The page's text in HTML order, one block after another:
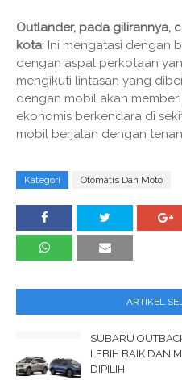
Outlander, pada gilirannya,
kota: Ini mengatasi dengan
dengan aspal perkotaan
mengikuti lintasan yang
dengan mobil akan
ekonomis berkendara di
mobil berjalan dengan
Kategori Otomatis Dan Moto
ARTIKEL
SUBARU
LEBIH BAIK DAN
DIPILIH